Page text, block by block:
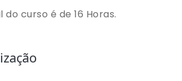
curso é de 16 Horas.